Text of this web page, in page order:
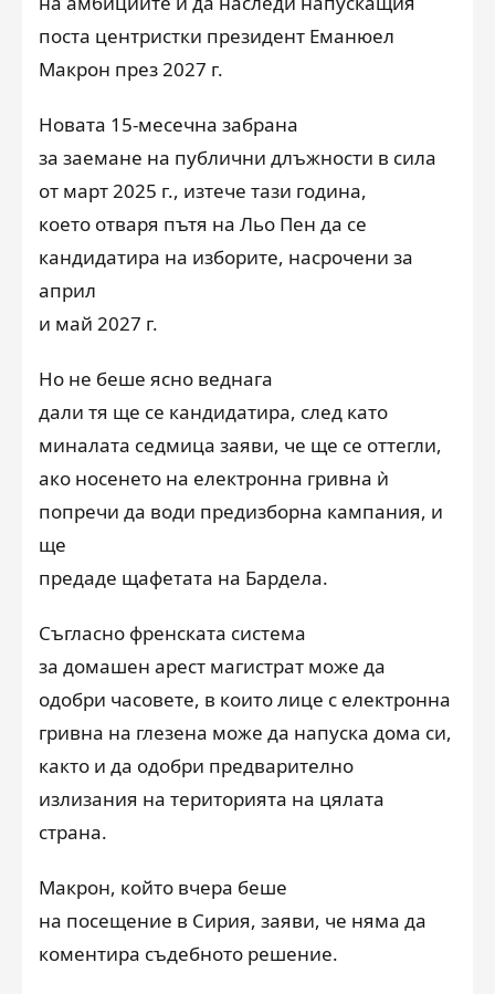
поста центристки президент Еманюел
Макрон през 2027 г.
Новата 15-месечна забрана
за заемане на публични длъжности в сила
от март 2025 г., изтече тази година,
което отваря пътя на Льо Пен да се
кандидатира на изборите, насрочени за
април
и май 2027 г.
Но не беше ясно веднага
дали тя ще се кандидатира, след като
миналата седмица заяви, че ще се оттегли,
ако носенето на електронна гривна ѝ
попречи да води предизборна кампания, и
ще
предаде щафетата на Бардела.
Съгласно френската система
за домашен арест магистрат може да
одобри часовете, в които лице с електронна
гривна на глезена може да напуска дома си,
както и да одобри предварително
излизания на територията на цялата
страна.
Макрон, който вчера беше
на посещение в Сирия, заяви, че няма да
коментира съдебното решение.